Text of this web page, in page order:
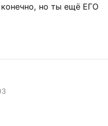
но ты ещё ЕГО